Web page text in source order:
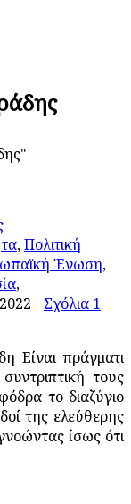
,Πολιτική
Ένωση,
,
Σχόλια 1
Είναι πράγματι
τους
το διαζύγιο
της ελεύθερης
ίσως ότι